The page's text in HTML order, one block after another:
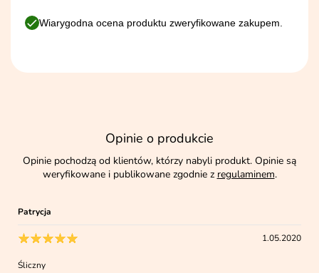
Wiarygodna ocena produktu zweryfikowane zakupem.
Opinie o produkcie
Opinie pochodzą od klientów, którzy nabyli produkt. Opinie są
weryfikowane i publikowane zgodnie z regulaminem.
Patrycja
1.05.2020
Śliczny